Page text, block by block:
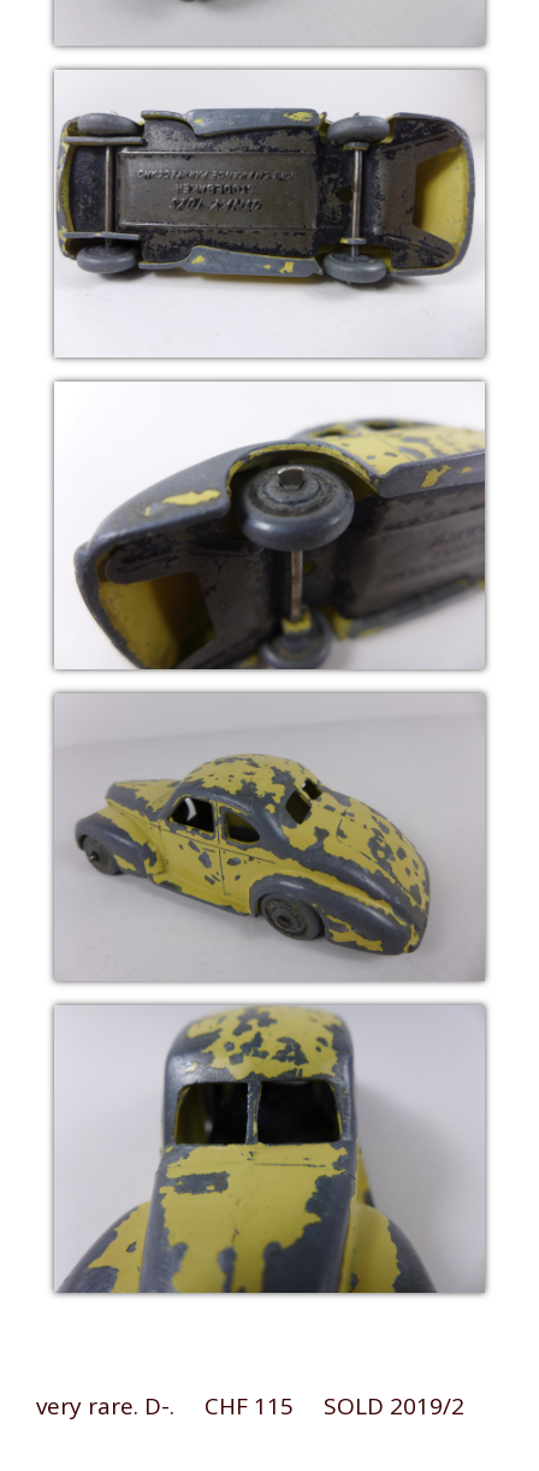
very rare. D-. CHF 115 SOLD 2019/2